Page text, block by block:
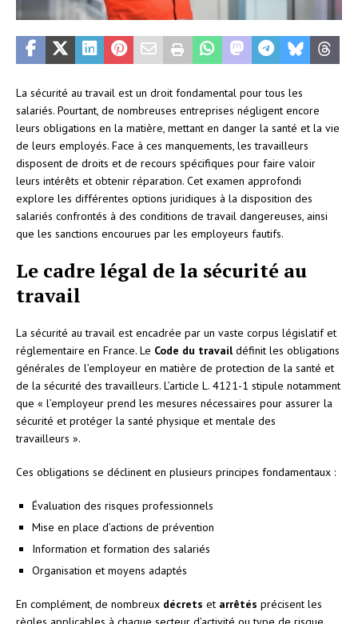
La sécurité au travail est un droit fondamental pour tous les
salariés. Pourtant, de nombreuses entreprises négligent encore
leurs obligations en la matière, mettant en danger la santé et la vie
de leurs employés. Face à ces manquements, les travailleurs
disposent de droits et de recours spécifiques pour faire valoir
leurs intérêts et obtenir réparation. Cet examen approfondi
explore les différentes options juridiques à la disposition des
salariés confrontés à des conditions de travail dangereuses, ainsi
que les sanctions encourues par les employeurs fautifs.
Le cadre légal de la sécurité au
travail
La sécurité au travail est encadrée par un vaste corpus législatif et
réglementaire en France. Le Code du travaildéfinit les obligations
générales de l’employeur en matière de protection de la santé et
de la sécurité des travailleurs. L’article L. 4121-1 stipule notamment
que « l’employeur prend les mesures nécessaires pour assurer la
sécurité et protéger la santé physique et mentale des
travailleurs ».
Ces obligations se déclinent en plusieurs principes fondamentaux :
Évaluation des risques professionnels
Mise en place d’actions de prévention
Information et formation des salariés
Organisation et moyens adaptés
En complément, de nombreux décrets et arrêtés précisent les